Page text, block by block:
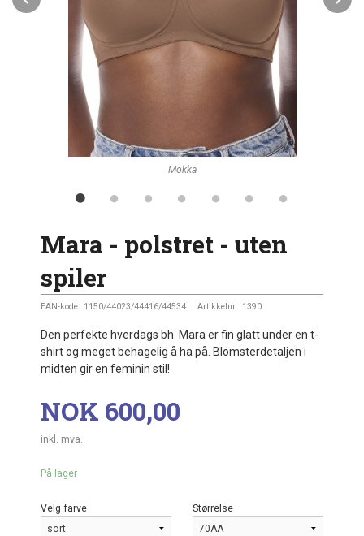
Mokka
Mara - polstret - uten
spiler
EAN-kode: 1150/44023/44416/44534 Artikkelnr.: 1390
Den perfekte hverdags bh. Mara er fin glatt under en t-
shirt og meget behagelig å ha på. Blomsterdetaljen i
midten gir en feminin stil!
Pris
NOK 600,00
inkl. mva.
På lager
Velg farve Størrelse